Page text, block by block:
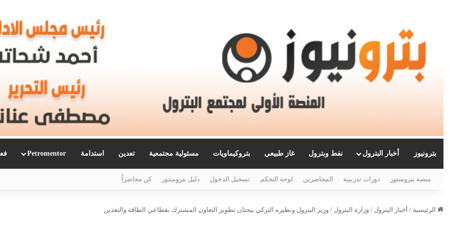
بترونيوز أخبار البترول نفط وبترول غاز طبيعي بتروكيماويات مسئولية مجتمعية تعدين استدامة Petromentor
منصة بترومنتور دورات تدريبية المحاضرين لوحة التحكم تسجيل الدخول دليل بترومنتور كن محاضراً
الرئيسية / أخبار البترول / وزارة البترول / وزير البترول ونظيره التركي يبحثان تطوير التعاون المشترك بقطاعي الطاقة والتعدين